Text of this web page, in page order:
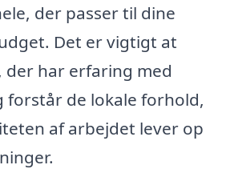
der passer til dine
Det er vigtigt at
har erfaring med
de lokale forhold,
af arbejdet lever op